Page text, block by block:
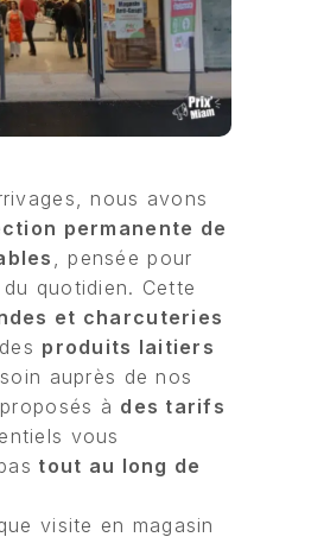
nous avons
permanente de
, pensée pour
quotidien. Cette
et charcuteries
produits laitiers
auprès de nos
à des tarifs
vous
tout au long de
visite en magasin